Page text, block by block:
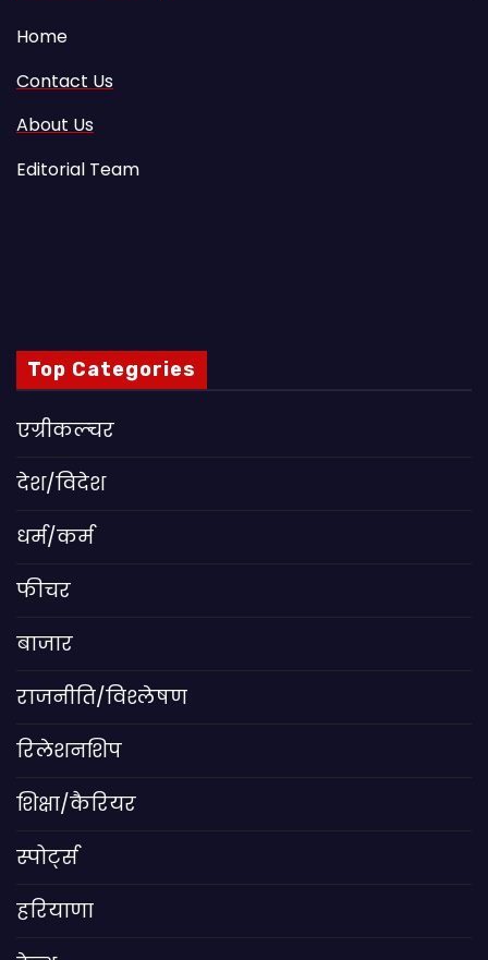
Home
Contact Us
About Us
Editorial Team
Top Categories
एग्रीकल्चर
देश/विदेश
धर्म/कर्म
फीचर
बाजार
राजनीति/विश्लेषण
रिलेशनशिप
शिक्षा/कैरियर
स्पोर्ट्स
हरियाणा